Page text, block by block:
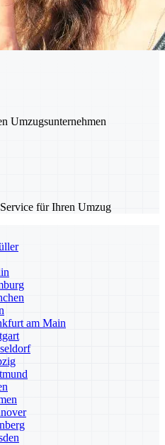
Umzugsunternehmen
für Ihren Umzug
am Main